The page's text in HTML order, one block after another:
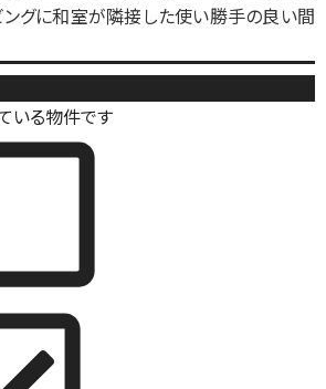
グに和室が隣接した使い勝手の良い間
いる物件です